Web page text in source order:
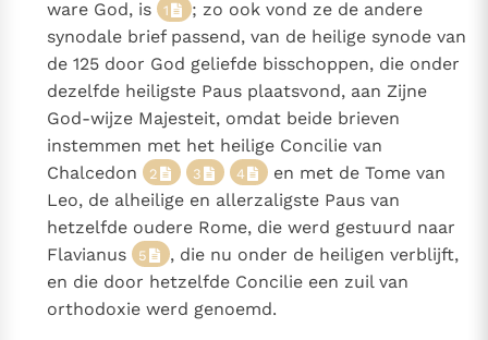
heiligheid
Berichten
Het Vaticaan publiceert een nieuwe Latijnse uitgave
van het Romeins martyrologium
Vaticaanse financiële waakhond verliest autonomie
Paus spreekt het Wereldvoedselprogramma toe
Paus Leo XIV in Pavia: "De stad is zowel een gave als
een taak"
Paus in Pavia: St. Augustinus toont ons de noodzaak om
"naar het innerlijk" toe te keren.
RK Documenten stelt heel veel belangrijke
kerkelijke documenten van de Rooms
Katholieke Kerk in het Nederlands beschikbaar
ware God, is
1
; zo ook vond ze de andere
synodale brief passend, van de heilige synode van
de 125 door God geliefde bisschoppen, die onder
dezelfde heiligste Paus plaatsvond, aan Zijne
God-wijze Majesteit, omdat beide brieven
instemmen met het heilige Concilie van
Chalcedon
2 3 4
en met de Tome van
Leo, de alheilige en allerzaligste Paus van
hetzelfde oudere Rome, die werd gestuurd naar
Flavianus
5
, die nu onder de heiligen verblijft,
en die door hetzelfde Concilie een zuil van
orthodoxie werd genoemd.